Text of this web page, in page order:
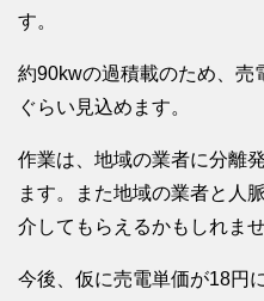
す。
約90kwの過積載のため、売
ぐらい見込めます。
作業は、地域の業者に分離
ます。また地域の業者と人
介してもらえるかもしれませ
今後、仮に売電単価が18円